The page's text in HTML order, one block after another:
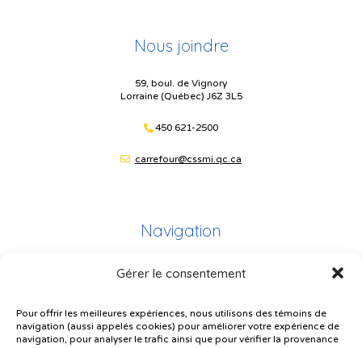
Gérer le consentement
Pour offrir les meilleures expériences, nous utilisons des témoins de
navigation (aussi appelés cookies) pour améliorer votre expérience de
navigation, pour analyser le trafic ainsi que pour vérifier la provenance
Nous joindre
59, boul. de Vignory
Lorraine (Québec) J6Z 3L5
450 621-2500
carrefour@cssmi.qc.ca
Navigation
Plan du site
Plainte – service à l’élève